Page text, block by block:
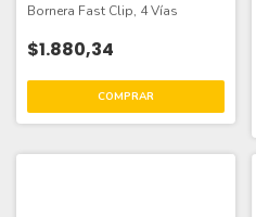
Bornera Fast Clip, 4 Vías
$1.880,34